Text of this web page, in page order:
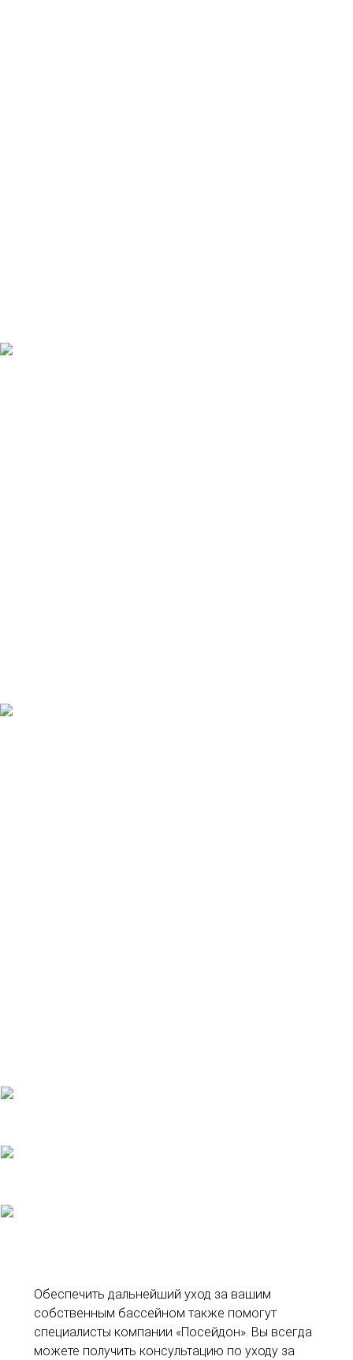
Обеспечить дальнейший уход за вашим
собственным бассейном также помогут
специалисты компании «Посейдон». Вы всегда
можете получить консультацию по уходу за